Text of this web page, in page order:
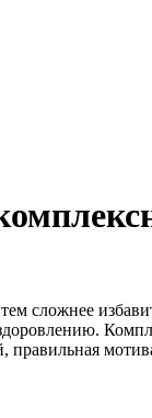
сложнее